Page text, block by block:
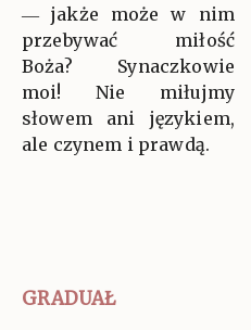
― jakże może w nim
przebywać miłość
Boża? Synaczkowie
moi! Nie miłujmy
słowem ani językiem,
ale czynem i prawdą.
GRADUAŁ